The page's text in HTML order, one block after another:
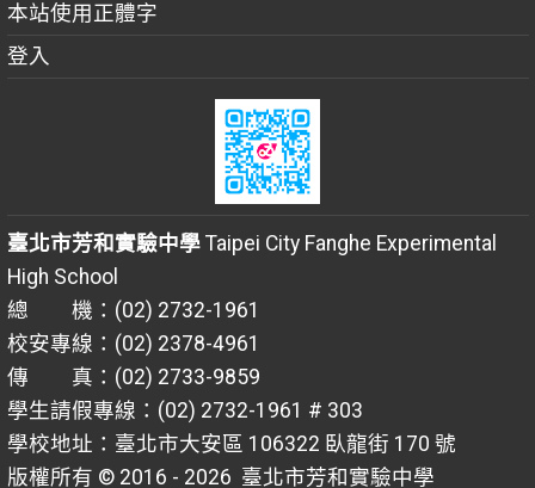
本站使用正體字
登入
臺北市芳和實驗中學Taipei City Fanghe Experimental
High School
總 機：(02) 2732-1961
校安專線：(02) 2378-4961
傳 真：(02) 2733-9859
學生請假專線：(02) 2732-1961 # 303
學校地址：臺北市大安區 106322 臥龍街 170 號
版權所有 © 2016 - 2026 臺北市芳和實驗中學